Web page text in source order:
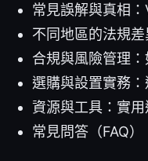
常見誤解與真相
不同地區的法規
合規與風險管理
選購與設置實務
資源與工具：實
常見問答（FAQ）